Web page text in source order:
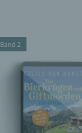
Band 2